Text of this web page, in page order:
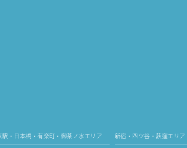
駅・日本橋・有楽町・御茶ノ水エリア 新宿・四ツ谷・荻窪エリア